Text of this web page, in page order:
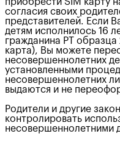
согласия своих
представителей. Если
детям исполнилось 16
гражданина РТ образца
карта), Вы можете
несовершеннолетних
установленными
несовершеннолетних
выдаются и не
Родители и другие
контролировать
несовершеннолетними